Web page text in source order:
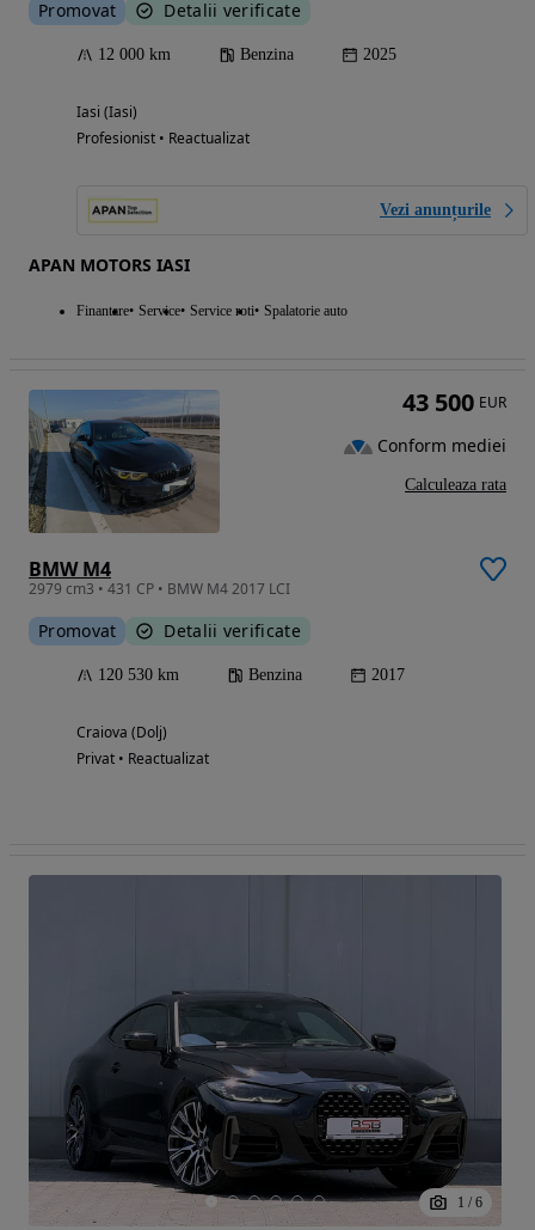
Promovat Detalii verificate
12 000 km Benzina 2025
Iasi (Iasi)
Profesionist • Reactualizat
Vezi anunțurile
APAN MOTORS IASI
Finantare Service Service roti Spalatorie auto
BMW M4
2979 cm3 • 431 CP • BMW M4 2017 LCI
Promovat Detalii verificate
120 530 km Benzina 2017
Craiova (Dolj)
Privat • Reactualizat
43 500 EUR
Conform mediei
Calculeaza rata
1 / 6